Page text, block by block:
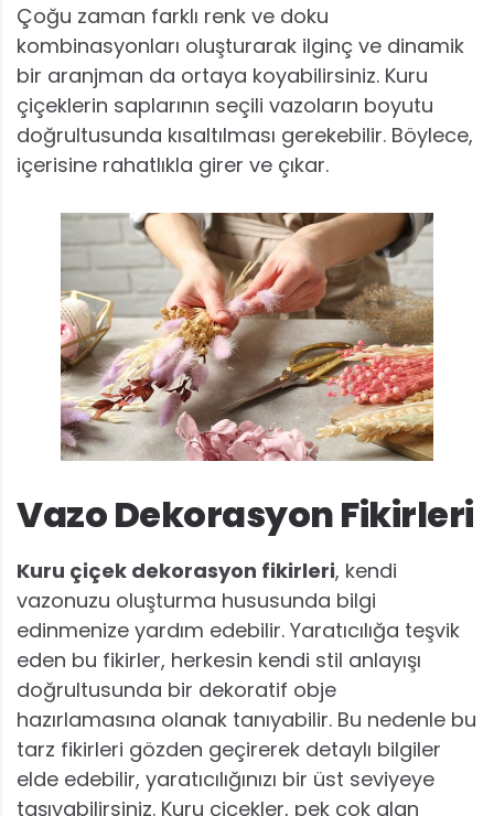
Çoğu zaman farklı renk ve doku
kombinasyonları oluşturarak ilginç ve dinamik
bir aranjman da ortaya koyabilirsiniz. Kuru
çiçeklerin saplarının seçili vazoların boyutu
doğrultusunda kısaltılması gerekebilir. Böylece,
içerisine rahatlıkla girer ve çıkar.
Vazo Dekorasyon Fikirleri
Kuru çiçek dekorasyon fikirleri, kendi
vazonuzu oluşturma hususunda bilgi
edinmenize yardım edebilir. Yaratıcılığa teşvik
eden bu fikirler, herkesin kendi stil anlayışı
doğrultusunda bir dekoratif obje
hazırlamasına olanak tanıyabilir. Bu nedenle bu
tarz fikirleri gözden geçirerek detaylı bilgiler
elde edebilir, yaratıcılığınızı bir üst seviyeye
taşıyabilirsiniz. Kuru çiçekler, pek çok alan